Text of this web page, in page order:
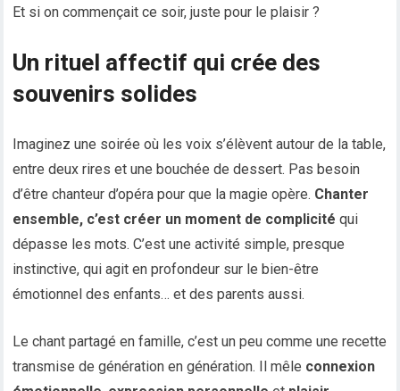
Et si on commençait ce soir, juste pour le plaisir ?
Un rituel affectif qui crée des
souvenirs solides
Imaginez une soirée où les voix s’élèvent autour de la table,
entre deux rires et une bouchée de dessert. Pas besoin
d’être chanteur d’opéra pour que la magie opère. Chanter
ensemble, c’est créer un moment de complicité qui
dépasse les mots. C’est une activité simple, presque
instinctive, qui agit en profondeur sur le bien-être
émotionnel des enfants… et des parents aussi.
Le chant partagé en famille, c’est un peu comme une recette
transmise de génération en génération. Il mêle connexion